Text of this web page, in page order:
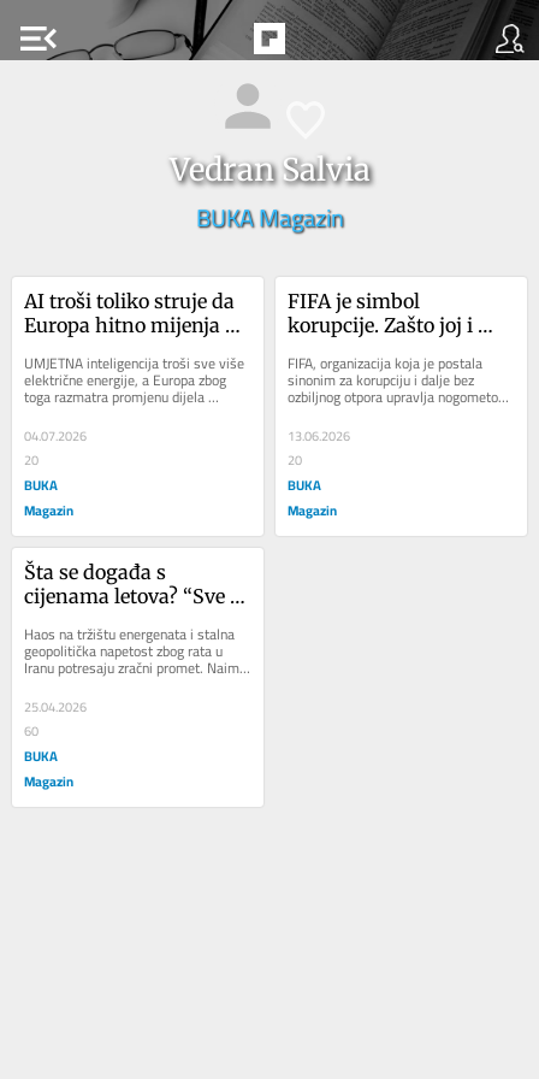
menu_open
Vedran Salvia
BUKA Magazin
AI troši toliko struje da
Europa hitno mijenja
UMJETNA inteligencija troši sve više
električne energije, a Europa zbog
toga razmatra promjenu dijela
vlastitih pravila. Kako piše
Financial...
04.07.2026
20
BUKA
Magazin
FIFA je simbol
korupcije. Zašto joj i
ništa ne može?
FIFA, organizacija koja je postala
sinonim za korupciju i dalje bez
ozbiljnog otpora upravlja nogometom.
Dapače, ova organizacija sa
sjedištem u...
13.06.2026
20
BUKA
Magazin
Šta se događa s
cijenama letova? “Sve se
planirajte dugoročno”
Haos na tržištu energenata i stalna
geopolitička napetost zbog rata u
Iranu potresaju zračni promet. Naime,
došlo je do drastičnog porasta...
25.04.2026
60
BUKA
Magazin